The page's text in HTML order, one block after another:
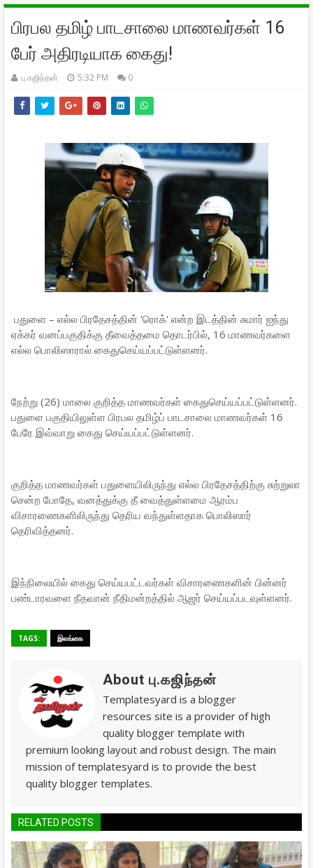
பிரபல தமிழ் பாடசாலை மாணவர்கள் 16
பேர் அதிரடியாக கைது!
பு.கஜிந்தன் 5:32 PM 0
பதுளை – எல்ல பிரதேசத்தின் 'ரொக்' என்ற இடத்தின் சுமார் ஐந்து
ஏக்கர் வனப்பகுதிக்கு தீவைத்தமை தொடர்பில், 16 மாணவர்களை
எல்ல பொலிஸாரால் கைதுசெய்யப்பட்டுள்ளனர்.
நேற்று (26) மாலை குறித்த மாணவர்கள் கைதுசெய்யப்பட்டுள்ளனர்.
பதுளை பகுதியிலுள்ள பிரபல தமிழ்ப் பாடசாலை மாணவர்கள் 16
பேரே இவ்வாறு கைது செய்யப்பட்டுள்ளனர்.
குறித்த மாணவர்கள் பதுளையிலிருந்து எல்ல பிரதேசத்திற்கு சுற்றுலா
சென்ற போதே, வனத்துக்கு தீ வைத்துள்ளமை ஆரம்ப
விசாரணைகளிலிருந்து தெரிய வந்துள்ளதாக பொலிஸார்
தெரிவித்தனர்.
இந்நிலையில் கைது செய்யபட்டவர்கள் விசாரணைகளின் பின்னர்
பண்டாரவளை நீதவான் நீதிமன்றத்தில் ஆஜர் செய்யப்படவுள்ளனர்.
TAGS: இலங்கை
About பு.கஜிந்தன்
Templatesyard is a blogger
resources site is a provider of high
quality blogger template with
premium looking layout and robust design. The main
mission of templatesyard is to provide the best
quality blogger templates.
RELATED POSTS